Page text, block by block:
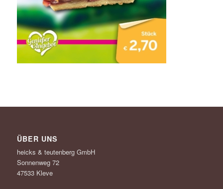
ÜBER UNS
heicks & teutenberg GmbH
Sonnenweg 72
47533 Kleve